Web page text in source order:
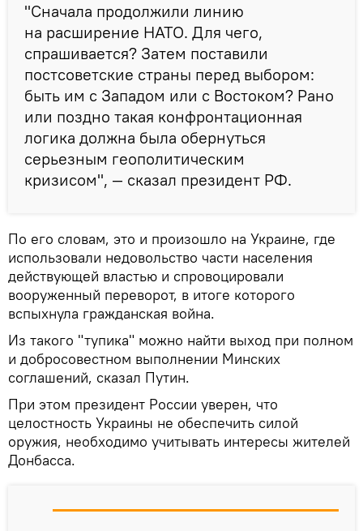
"Сначала продолжили линию
на расширение НАТО. Для чего,
спрашивается? Затем поставили
постсоветские страны перед выбором:
быть им с Западом или с Востоком? Рано
или поздно такая конфронтационная
логика должна была обернуться
серьезным геополитическим
кризисом", — сказал президент РФ.
По его словам, это и произошло на Украине, где
использовали недовольство части населения
действующей властью и спровоцировали
вооруженный переворот, в итоге которого
вспыхнула гражданская война.
Из такого "тупика" можно найти выход при полном
и добросовестном выполнении Минских
соглашений, сказал Путин.
При этом президент России уверен, что
целостность Украины не обеспечить силой
оружия, необходимо учитывать интересы жителей
Донбасса.